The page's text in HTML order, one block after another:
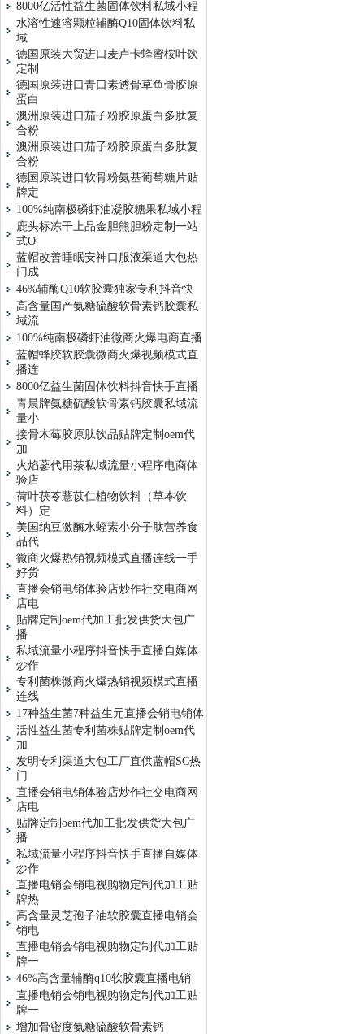
8000亿活性益生菌固体饮料私域小程
水溶性速溶颗粒辅酶Q10固体饮料私
域
德国原装大贸进口麦卢卡蜂蜜桉叶饮
定制
德国原装进口青口素透骨草鱼骨胶原
蛋白
澳洲原装进口茄子粉胶原蛋白多肽复
合粉
澳洲原装进口茄子粉胶原蛋白多肽复
合粉
德国原装进口软骨粉氨基葡萄糖片贴
牌定
100%纯南极磷虾油凝胶糖果私域小程
鹿头标冻干上品金胆熊胆粉定制一站
式O
蓝帽改善睡眠安神口服液渠道大包热
门成
46%辅酶Q10软胶囊独家专利抖音快
高含量国产氨糖硫酸软骨素钙胶囊私
域流
100%纯南极磷虾油微商火爆电商直播
蓝帽蜂胶软胶囊微商火爆视频模式直
播连
8000亿益生菌固体饮料抖音快手直播
青晨牌氨糖硫酸软骨素钙胶囊私域流
量小
接骨木莓胶原肽饮品贴牌定制oem代
加
火焰蔘代用茶私域流量小程序电商体
验店
荷叶茯苓薏苡仁植物饮料（草本饮
料）定
美国纳豆激酶水蛭素小分子肽营养食
品代
微商火爆热销视频模式直播连线一手
好货
直播会销电销体验店炒作社交电商网
店电
贴牌定制oem代加工批发供货大包广
播
私域流量小程序抖音快手直播自媒体
炒作
专利菌株微商火爆热销视频模式直播
连线
17种益生菌7种益生元直播会销电销体
活性益生菌专利菌株贴牌定制oem代
加
发明专利渠道大包工厂直供蓝帽SC热
门
直播会销电销体验店炒作社交电商网
店电
贴牌定制oem代加工批发供货大包广
播
私域流量小程序抖音快手直播自媒体
炒作
直播电销会销电视购物定制代加工贴
牌热
高含量灵芝孢子油软胶囊直播电销会
销电
直播电销会销电视购物定制代加工贴
牌一
46%高含量辅酶q10软胶囊直播电销
直播电销会销电视购物定制代加工贴
牌一
增加骨密度氨糖硫酸软骨素钙